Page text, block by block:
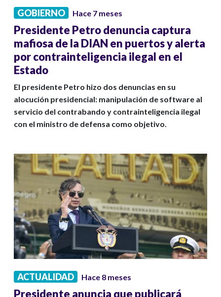
GOBIERNO Hace 7 meses
Presidente Petro denuncia captura
mafiosa de la DIAN en puertos y alerta
por contrainteligencia ilegal en el
Estado
El presidente Petro hizo dos denuncias en su
alocución presidencial: manipulación de software al
servicio del contrabando y contrainteligencia ilegal
con el ministro de defensa como objetivo.
ACTUALIDAD Hace 8 meses
Presidente anuncia que publicará